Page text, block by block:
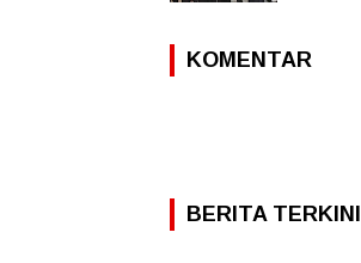
KOMENTAR
BERITA TERKINI